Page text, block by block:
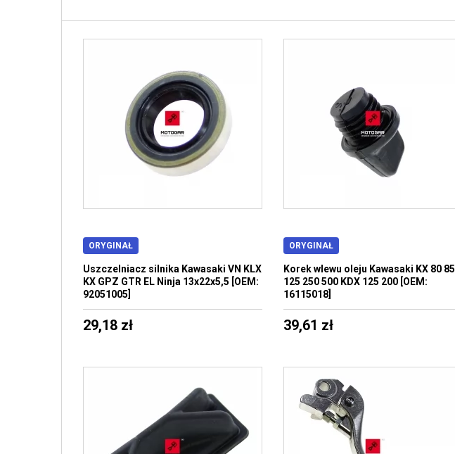
ORYGINAŁ
Uszczelniacz silnika Kawasaki VN KLX
KX GPZ GTR EL Ninja 13x22x5,5 [OEM:
92051005]
29,18 zł
ORYGINAŁ
Korek wlewu oleju Kawasaki KX 80 85
125 250 500 KDX 125 200 [OEM:
16115018]
39,61 zł